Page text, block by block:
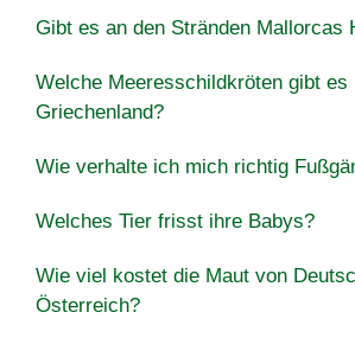
Gibt es an den Stränden Mallorcas
Welche Meeresschildkröten gibt es
Griechenland?
Wie verhalte ich mich richtig
Welches Tier frisst ihre Babys?
Wie viel kostet die Maut von
Österreich?